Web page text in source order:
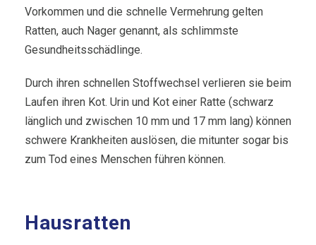
Vorkommen und die schnelle Vermehrung gelten
Ratten, auch Nager genannt, als schlimmste
Gesundheitsschädlinge.
Durch ihren schnellen Stoffwechsel verlieren sie beim
Laufen ihren Kot. Urin und Kot einer Ratte (schwarz
länglich und zwischen 10 mm und 17 mm lang) können
schwere Krankheiten auslösen, die mitunter sogar bis
zum Tod eines Menschen führen können.
Hausratten